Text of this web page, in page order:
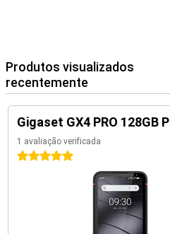
Produtos visualizados
recentemente
Gigaset GX4 PRO 128GB
1 avaliação verificada
5 estrelas